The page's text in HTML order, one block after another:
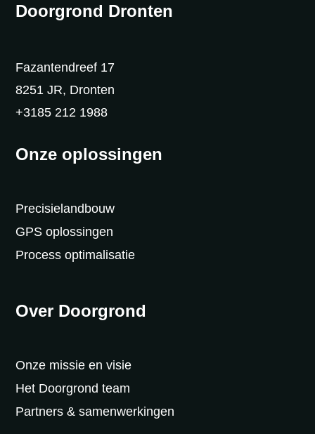
Doorgrond Dronten
Fazantendreef 17
8251 JR, Dronten
+3185 212 1988
Onze oplossingen
Precisielandbouw
GPS oplossingen
Process optimalisatie
Over Doorgrond
Onze missie en visie
Het Doorgrond team
Partners & samenwerkingen